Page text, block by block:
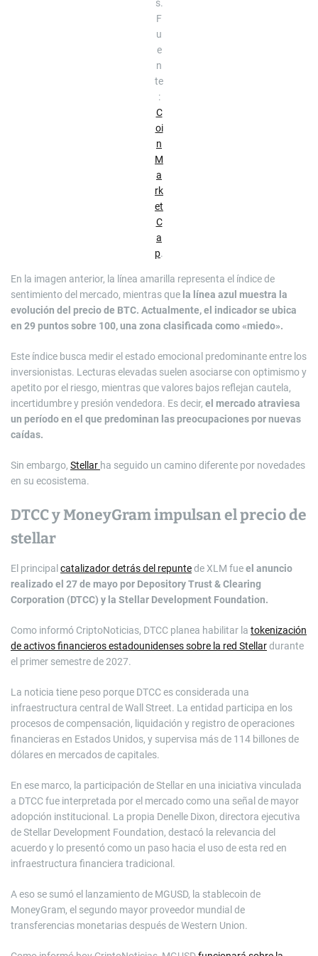
s.
F
u
e
n
te
:
C
oi
n
M
a
rk
et
C
a
p.
En la imagen anterior, la línea amarilla representa el índice de
sentimiento del mercado, mientras que la línea azul muestra la
evolución del precio de BTC. Actualmente, el indicador se ubica
en 29 puntos sobre 100, una zona clasificada como «miedo».
Este índice busca medir el estado emocional predominante entre los
inversionistas. Lecturas elevadas suelen asociarse con optimismo y
apetito por el riesgo, mientras que valores bajos reflejan cautela,
incertidumbre y presión vendedora. Es decir, el mercado atraviesa
un período en el que predominan las preocupaciones por nuevas
caídas.
Sin embargo, Stellar ha seguido un camino diferente por novedades
en su ecosistema.
DTCC y MoneyGram impulsan el precio de
stellar
El principal catalizador detrás del repuntede XLM fueel anuncio
realizado el 27 de mayo por Depository Trust & Clearing
Corporation (DTCC) y la Stellar Development Foundation.
Como informó CriptoNoticias, DTCC planea habilitar la tokenización
de activos financieros estadounidenses sobre la red Stellardurante
el primer semestre de 2027.
La noticia tiene peso porque DTCC es considerada una
infraestructura central de Wall Street. La entidad participa en los
procesos de compensación, liquidación y registro de operaciones
financieras en Estados Unidos, y supervisa más de 114 billones de
dólares en mercados de capitales.
En ese marco, la participación de Stellar en una iniciativa vinculada
a DTCC fue interpretada por el mercado como una señal de mayor
adopción institucional. La propia Denelle Dixon, directora ejecutiva
de Stellar Development Foundation, destacó la relevancia del
acuerdo y lo presentó como un paso hacia el uso de esta red en
infraestructura financiera tradicional.
A eso se sumó el lanzamiento de MGUSD, la stablecoin de
MoneyGram, el segundo mayor proveedor mundial de
transferencias monetarias después de Western Union.